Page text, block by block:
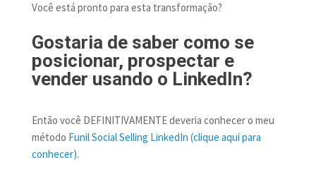
Você está pronto para esta transformação?
Gostaria de saber como se
posicionar, prospectar e
vender usando o LinkedIn?
Então você DEFINITIVAMENTE deveria conhecer o meu
método Funil Social Selling LinkedIn (clique aqui para
conhecer).